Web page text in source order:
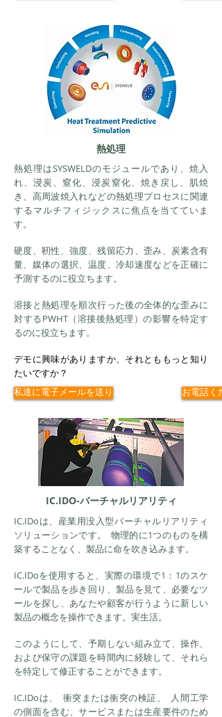
熱処理
熱処理はSYSWELDのモジュールであり、焼入
れ、浸炭、窒化、浸炭窒化、焼き戻し、肌焼
き、高周波焼入れなどの熱処理プロセスに関連
するマルチフィジックスに焦点を当てていま
す。
硬度、靭性、強度、残留応力、歪み、炭素含有
量、媒体の選択、温度、冷却速度などを正確に
予測するのに役立ちます。
溶接と熱処理を順次行った後の全体的な歪みに
対するPWHT（溶接後熱処理）の影響を特定す
るのに役立ちます。
デモに興味がありますか、それとももっと知り
たいですか？
私達に電子メールを送り お電話く
IC.IDO-バーチャルリアリティ
IC.IDoは、産業用没入型バーチャルリアリティ
ソリューションです。
物理的に1つのものを構
築することなく、製品に命を吹き込みます。
IC.IDoを使用すると、実際の環境で1：1のスケ
ールで製品を歩き回り、製品を見て、必要なツ
ールを探し、あなたや顧客が行うように新しい
製品の概念を操作できます。実生活。
このようにして、予期しない組み立て、操作、
および保守の課題を時間内に経験して、それら
を特定して修正することができます。
IC.IDoは、 衝突または衝突の検証、
人間工学
の側面を含む、サービスまたは生産要件のため